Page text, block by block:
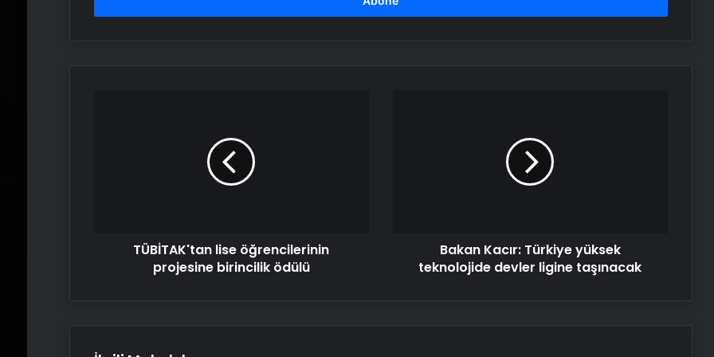
Yeni Bir Dönem
Nişantaşı Üniversitesi’nden 2026 YKS
Ankara rent a car
TÜBİTAK'tan lise öğrencilerinin
projesine birincilik ödülü
Bakan Kacır: Türkiye yüksek
teknolojide devler ligine taşınacak